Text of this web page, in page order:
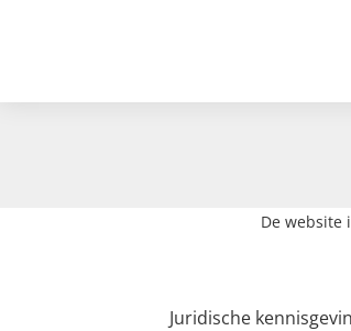
De website
Juridische